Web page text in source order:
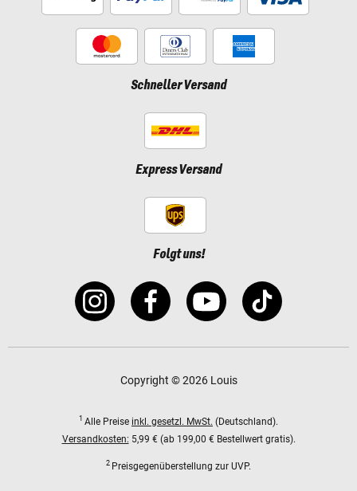
Schneller Versand
Express Versand
Folgt uns!
Copyright © 2026 Louis
1 Alle Preise inkl. gesetzl. MwSt. (Deutschland).
Versandkosten: 5,99 € (ab 199,00 € Bestellwert gratis).
2 Preisgegenüberstellung zur UVP.